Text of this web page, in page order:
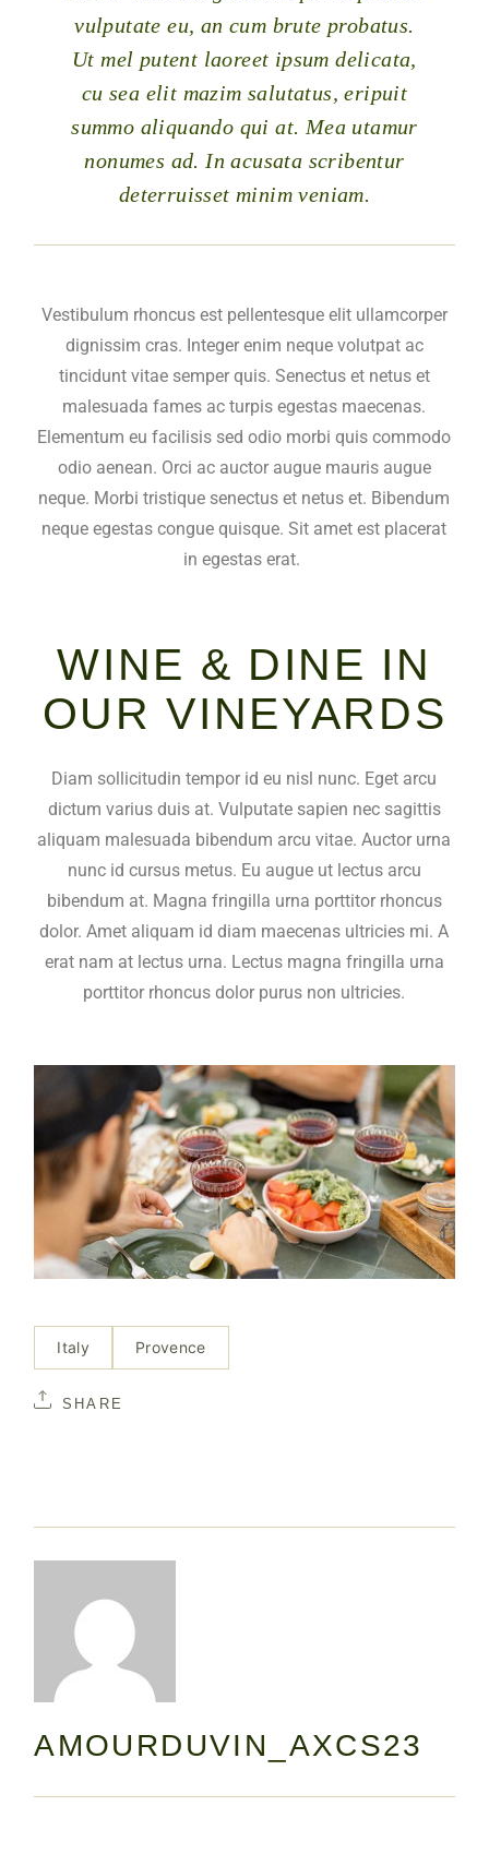
vulputate eu, an cum brute probatus.
Ut mel putent laoreet ipsum delicata,
cu sea elit mazim salutatus, eripuit
summo aliquando qui at. Mea utamur
nonumes ad. In acusata scribentur
deterruisset minim veniam.
Vestibulum rhoncus est pellentesque elit ullamcorper
dignissim cras. Integer enim neque volutpat ac
tincidunt vitae semper quis. Senectus et netus et
malesuada fames ac turpis egestas maecenas.
Elementum eu facilisis sed odio morbi quis commodo
odio aenean. Orci ac auctor augue mauris augue
neque. Morbi tristique senectus et netus et. Bibendum
neque egestas congue quisque. Sit amet est placerat
in egestas erat.
WINE & DINE IN
OUR VINEYARDS
Diam sollicitudin tempor id eu nisl nunc. Eget arcu
dictum varius duis at. Vulputate sapien nec sagittis
aliquam malesuada bibendum arcu vitae. Auctor urna
nunc id cursus metus. Eu augue ut lectus arcu
bibendum at. Magna fringilla urna porttitor rhoncus
dolor. Amet aliquam id diam maecenas ultricies mi. A
erat nam at lectus urna. Lectus magna fringilla urna
porttitor rhoncus dolor purus non ultricies.
Italy Provence
SHARE
AMOURDUVIN_AXCS23